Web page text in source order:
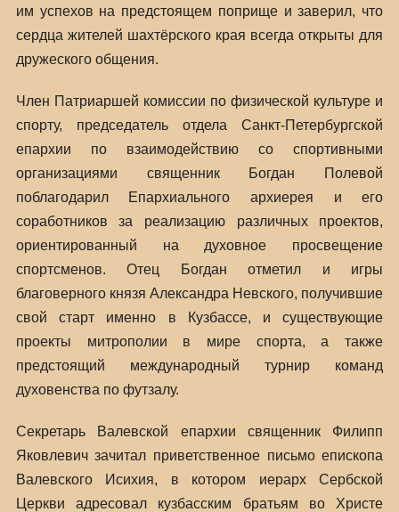
им успехов на предстоящем поприще и заверил, что
сердца жителей шахтёрского края всегда открыты для
дружеского общения.
Член Патриаршей комиссии по физической культуре и
спорту, председатель отдела Санкт-Петербургской
епархии по взаимодействию со спортивными
организациями священник Богдан Полевой
поблагодарил Епархиального архиерея и его
соработников за реализацию различных проектов,
ориентированный на духовное просвещение
спортсменов. Отец Богдан отметил и игры
благоверного князя Александра Невского, получившие
свой старт именно в Кузбассе, и существующие
проекты митрополии в мире спорта, а также
предстоящий международный турнир команд
духовенства по футзалу.
Секретарь Валевской епархии священник Филипп
Яковлевич зачитал приветственное письмо епископа
Валевского Исихия, в котором иерарх Сербской
Церкви адресовал кузбасским братьям во Христе